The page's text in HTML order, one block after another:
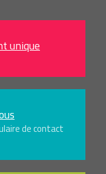
unique
de contact